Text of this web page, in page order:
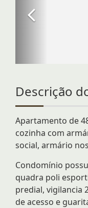
Descrição
Apartamento de
cozinha com
social, armário
Condomínio
quadra poli
predial, vigilancia
de acesso e